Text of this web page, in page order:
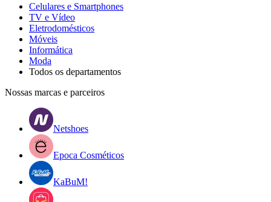
Celulares e Smartphones
TV e Vídeo
Eletrodomésticos
Móveis
Informática
Moda
Todos os departamentos
Nossas marcas e parceiros
Netshoes
Epoca Cosméticos
KaBuM!